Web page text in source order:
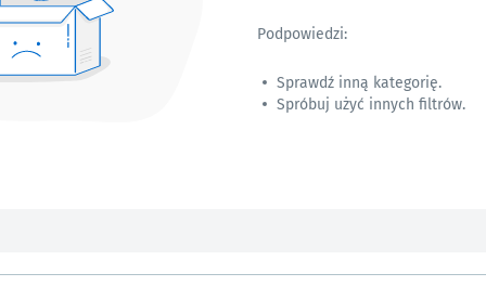
Podpowiedzi:
Sprawdź inną kategorię.
Spróbuj użyć innych filtrów.